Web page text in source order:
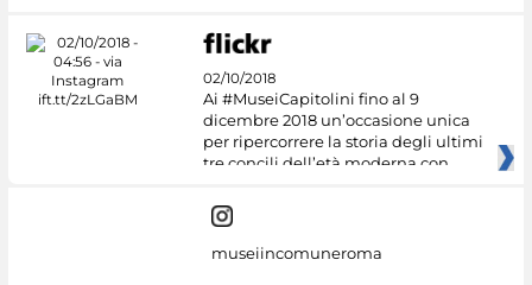
02/10/2018
Ai #MuseiCapitolini fino al 9
dicembre 2018 un’occasione unica
per ripercorrere la storia degli ultimi
tre concili dell’età moderna con
museiincomuneroma